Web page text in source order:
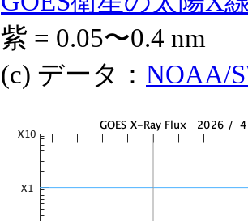
紫 = 0.05〜0.4 nm
(c) データ： NOAA/